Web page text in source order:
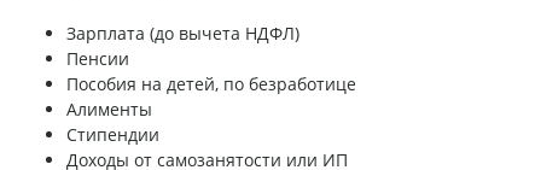
Зарплата (до вычета НДФЛ)
Пенсии
Пособия на детей, по безработице
Алименты
Стипендии
Доходы от самозанятости или ИП